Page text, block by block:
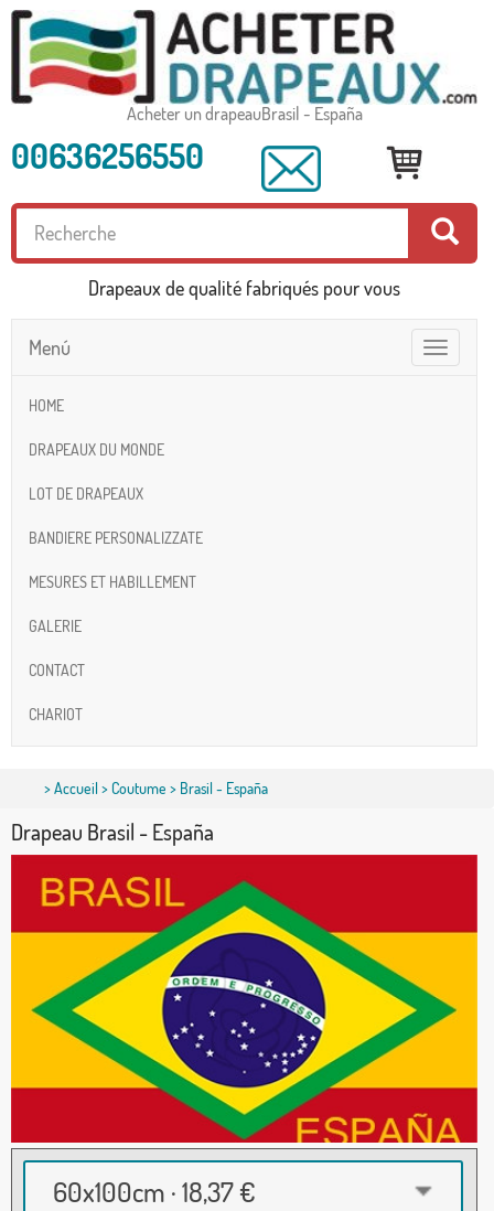
Acheter un drapeauBrasil - España
00636256550
Drapeaux de qualité fabriqués pour vous
Toggle
navigation
Menú
HOME
DRAPEAUX DU MONDE
LOT DE DRAPEAUX
BANDIERE PERSONALIZZATE
MESURES ET HABILLEMENT
GALERIE
CONTACT
CHARIOT
>Accueil>Coutume > Brasil - España
Drapeau Brasil - España
60x100cm · 18,37 €